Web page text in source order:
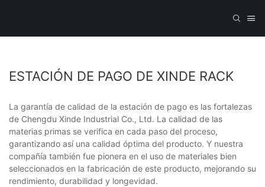
ESTACIÓN DE PAGO DE XINDE RACK
La garantía de calidad de la estación de pago es las fortalezas
de Chengdu Xinde Industrial Co., Ltd. La calidad de las
materias primas se verifica en cada paso del proceso,
garantizando así una calidad óptima del producto. Y nuestra
compañía también fue pionera en el uso de materiales bien
seleccionados en la fabricación de este producto, mejorando su
rendimiento, durabilidad y longevidad.